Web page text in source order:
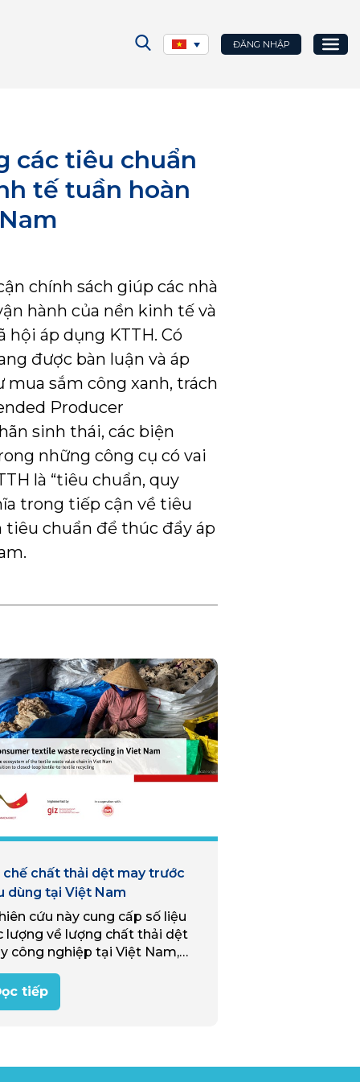
ĐĂNG NHẬP
các tiêu chuẩn
tế tuần hoàn
chính sách giúp các nhà
hành của nền kinh tế và
áp dụng KTTH. Có
được bàn luận và áp
sắm công xanh, trách
Producer
sinh thái, các biện
những công cụ có vai
là “tiêu chuẩn, quy
trong tiếp cận về tiêu
chuẩn để thúc đẩy áp
chế chất thải dệt may trước
dùng tại Việt Nam
cứu này cung cấp số liệu
lượng về lượng chất thải dệt
công nghiệp tại Việt Nam,
thải dệt may và các đối
chính tham gia chuỗi, các
tiếp